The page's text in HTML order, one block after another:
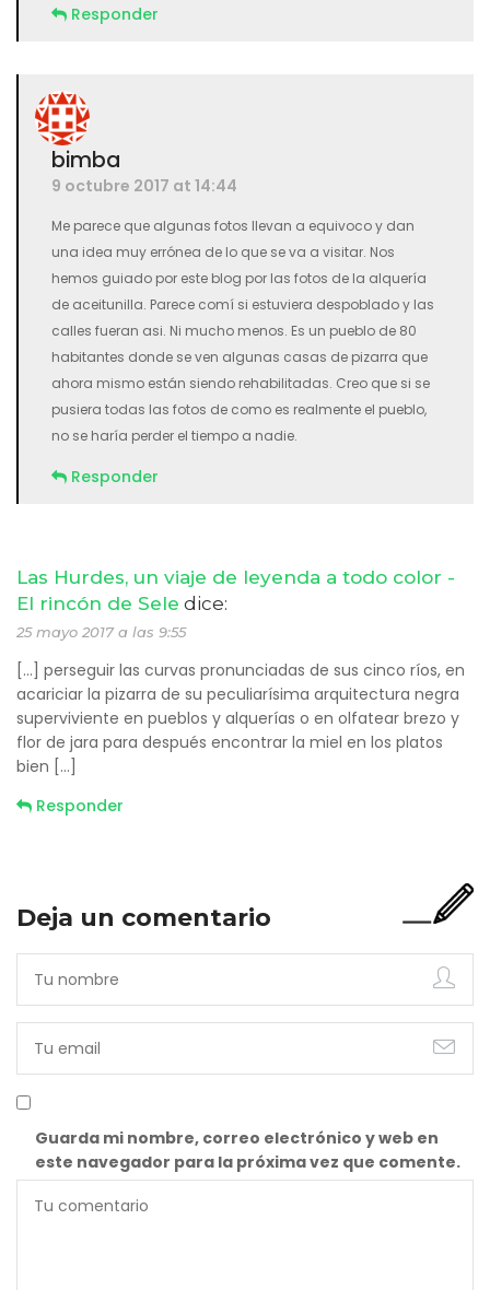
Responder
bimba
9 octubre 2017 at 14:44
Me parece que algunas fotos llevan a equivoco y dan
una idea muy errónea de lo que se va a visitar. Nos
hemos guiado por este blog por las fotos de la alquería
de aceitunilla. Parece comí si estuviera despoblado y las
calles fueran asi. Ni mucho menos. Es un pueblo de 80
habitantes donde se ven algunas casas de pizarra que
ahora mismo están siendo rehabilitadas. Creo que si se
pusiera todas las fotos de como es realmente el pueblo,
no se haría perder el tiempo a nadie.
Responder
Las Hurdes, un viaje de leyenda a todo color -
El rincón de Sele dice:
25 mayo 2017 a las 9:55
[…] perseguir las curvas pronunciadas de sus cinco ríos, en
acariciar la pizarra de su peculiarísima arquitectura negra
superviviente en pueblos y alquerías o en olfatear brezo y
flor de jara para después encontrar la miel en los platos
bien […]
Responder
Deja un comentario
Guarda mi nombre, correo electrónico y web en
este navegador para la próxima vez que comente.